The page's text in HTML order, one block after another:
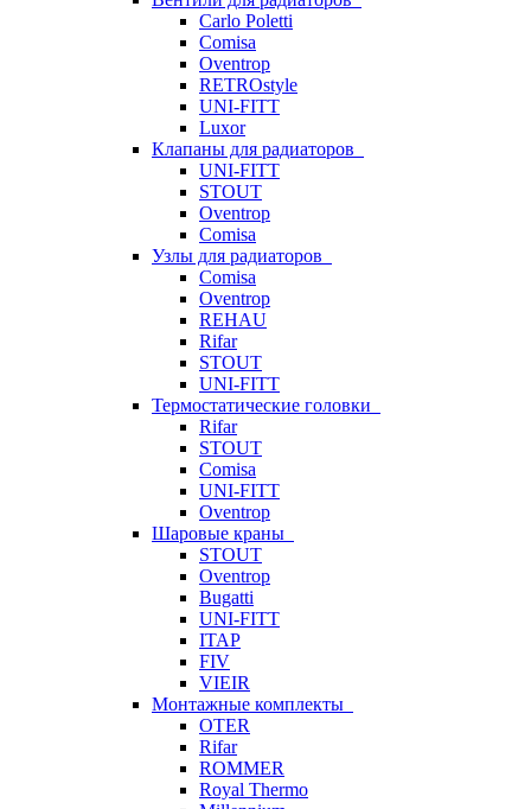
Carlo Poletti
Comisa
Oventrop
RETROstyle
UNI-FITT
Luxor
Клапаны для радиаторов
UNI-FITT
STOUT
Oventrop
Comisa
Узлы для радиаторов
Comisa
Oventrop
REHAU
Rifar
STOUT
UNI-FITT
Термостатические головки
Rifar
STOUT
Comisa
UNI-FITT
Oventrop
Шаровые краны
STOUT
Oventrop
Bugatti
UNI-FITT
ITAP
FIV
VIEIR
Монтажные комплекты
OTER
Rifar
ROMMER
Royal Thermo